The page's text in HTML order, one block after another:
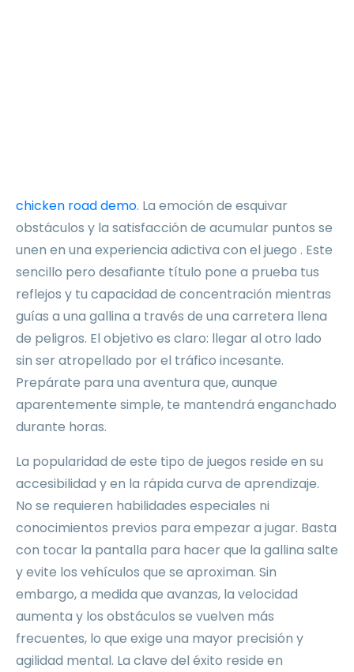
chicken road demo. La emoción de esquivar
obstáculos y la satisfacción de acumular puntos se
unen en una experiencia adictiva con el juego . Este
sencillo pero desafiante título pone a prueba tus
reflejos y tu capacidad de concentración mientras
guías a una gallina a través de una carretera llena
de peligros. El objetivo es claro: llegar al otro lado
sin ser atropellado por el tráfico incesante.
Prepárate para una aventura que, aunque
aparentemente simple, te mantendrá enganchado
durante horas.
La popularidad de este tipo de juegos reside en su
accesibilidad y en la rápida curva de aprendizaje.
No se requieren habilidades especiales ni
conocimientos previos para empezar a jugar. Basta
con tocar la pantalla para hacer que la gallina salte
y evite los vehículos que se aproximan. Sin
embargo, a medida que avanzas, la velocidad
aumenta y los obstáculos se vuelven más
frecuentes, lo que exige una mayor precisión y
agilidad mental. La clave del éxito reside en